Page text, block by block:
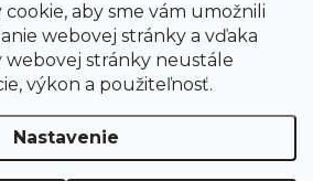
aby sme vám umožnili
webovej stránky a vďaka
webovej stránky neustále
výkon a použiteľnosť.
Nastavenie
ktoré je skvelé na
outfitov 👋